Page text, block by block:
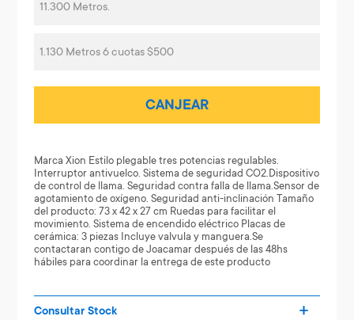
11.300 Metros.
1.130 Metros 6 cuotas $500
CANJEAR
Marca Xion Estilo plegable tres potencias regulables.
Interruptor antivuelco. Sistema de seguridad CO2.Dispositivo
de control de llama. Seguridad contra falla de llama.Sensor de
agotamiento de oxígeno. Seguridad anti-inclinación Tamaño
del producto: 73 x 42 x 27 cm Ruedas para facilitar el
movimiento. Sistema de encendido eléctrico Placas de
cerámica: 3 piezas Incluye valvula y manguera.Se
contactaran contigo de Joacamar después de las 48hs
hábiles para coordinar la entrega de este producto
Consultar Stock